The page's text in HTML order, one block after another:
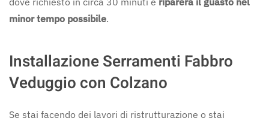
minor tempo possibile.
Installazione Serramenti Fabbro
Veduggio con Colzano
Se stai facendo dei lavori di ristrutturazione o stai